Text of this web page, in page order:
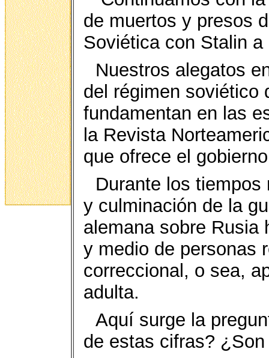
de muertos y presos
Soviética con Stalin a
Nuestros alegatos
del régimen soviético
fundamentan en las
la Revista
que ofrece el
Durante los
y culminación de la
alemana sobre Rusia
y medio de personas
correccional, o sea,
adulta.
Aquí surge la
de estas cifras?